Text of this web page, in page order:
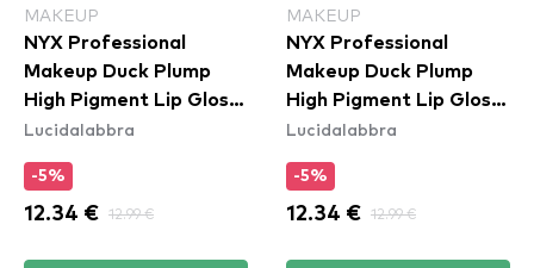
MAKEUP
NYX Professional
Makeup Duck Plump
High Pigment Lip Gloss
- Pure Plump (DPLL17)
Lucidalabbra
-5%
12.34 € 12.99 €
MAKEUP
NYX Professional
Makeup Duck Plump
High Pigment Lip Gloss
- Cherry Spice
Lucidalabbra
-5%
12.34 € 12.99 €